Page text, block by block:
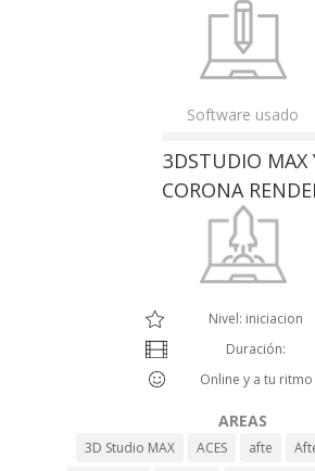
Software usado
3DSTUDIO MAX
CORONA
Nivel: iniciacion
Duración:
Online y a tu ritmo
AREAS
3D Studio MAX ACES afte